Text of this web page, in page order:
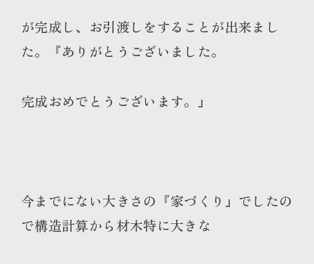
が完成し、お引渡しをすることが出来まし
た。『ありがとうございました。
完成おめでとうございます。』
今までにない大きさの『家づくり』でしたの
で構造計算から材木特に大きな